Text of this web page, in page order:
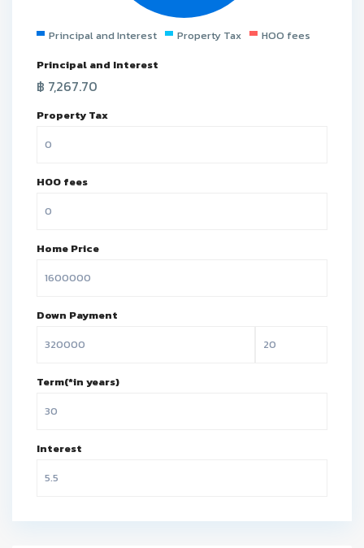
Principal and Interest Property Tax
HOO fees
Principal and Interest
฿ 7,267.70
Property Tax
HOO fees
Home Price
Down Payment
Term(*in years)
Interest